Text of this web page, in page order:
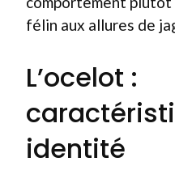
félin aux allures de
L’ocelot :
identité